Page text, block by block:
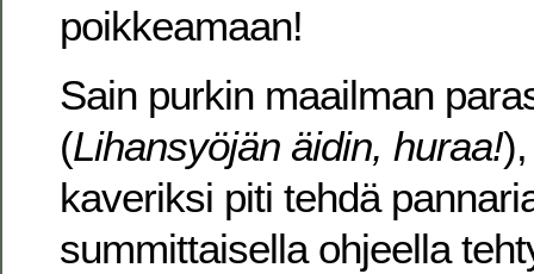
poikkeamaan!
Sain purkin maailman
(Lihansyöjän äidin, huraa!
kaveriksi piti tehdä
summittaisella ohjeella